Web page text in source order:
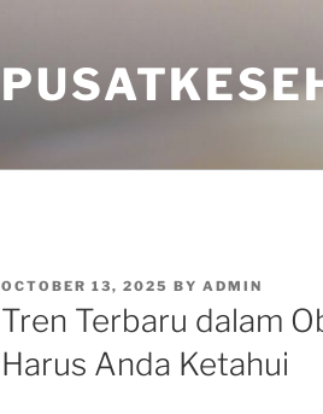
POSTED
ON
OCTOBER 13, 2025 BY ADMIN
Tren Terbaru dalam
Harus Anda Ketahui